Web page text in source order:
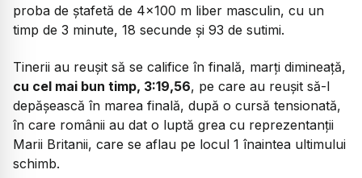
proba de ștafetă de 4x100 m liber masculin, cu un
timp de 3 minute, 18 secunde și 93 de sutimi.
Tinerii au reușit să se califice în finală, marți dimineață,
cu cel mai bun timp, 3:19,56, pe care au reușit să-l
depășească în marea finală, după o cursă tensionată,
în care românii au dat o luptă grea cu reprezentanții
Marii Britanii, care se aflau pe locul 1 înaintea ultimului
schimb.